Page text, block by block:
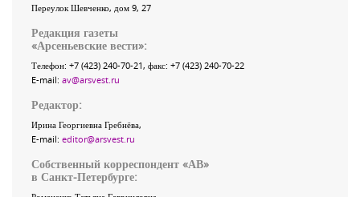
Переулок Шевченко, дом 9, 27
Редакция газеты
«Арсеньевские вести»:
Телефон: +7 (423) 240-70-21, факс: +7 (423) 240-70-22
E-mail: av@arsvest.ru
Редактор:
Ирина Георгиевна Гребнёва,
E-mail: editor@arsvest.ru
Собственный корреспондент «АВ»
в Санкт-Петербурге: